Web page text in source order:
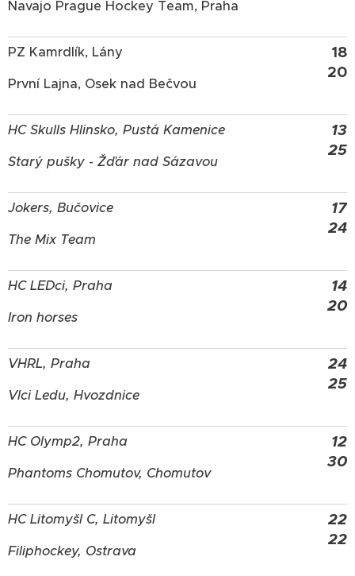
Navajo Prague Hockey Team, Praha
PZ Kamrdlík, Lány
První Lajna, Osek nad Bečvou
18
20
HC Skulls Hlinsko, Pustá Kamenice
Starý pušky - Žďár nad Sázavou
13
25
Jokers, Bučovice
The Mix Team
17
24
HC LEDci, Praha
Iron horses
14
20
VHRL, Praha
Vlci Ledu, Hvozdnice
24
25
HC Olymp2, Praha
Phantoms Chomutov, Chomutov
12
30
HC Litomyšl C, Litomyšl
Filiphockey, Ostrava
22
22